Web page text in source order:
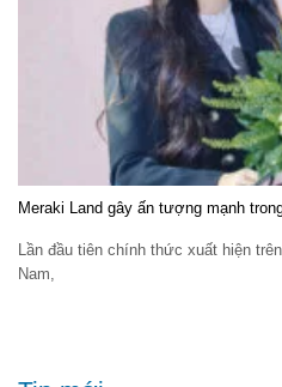
Meraki Land gây ấn tượng mạnh
Lần đầu tiên chính thức xuất hiện
Nam,